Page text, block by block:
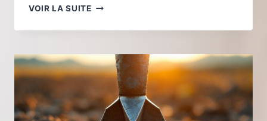
VOIR LA SUITE10
POUR
DES
OUTILS
QUI
DURERONT